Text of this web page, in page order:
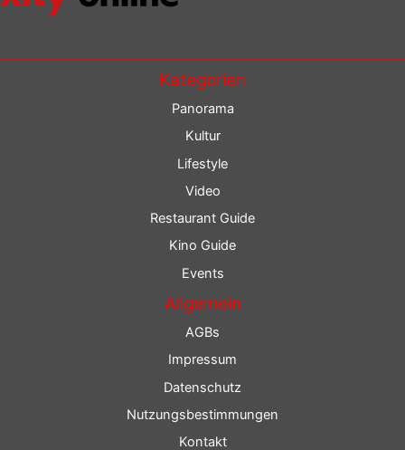
Kategorien
Panorama
Kultur
Lifestyle
Video
Restaurant Guide
Kino Guide
Events
Allgemein
AGBs
Impressum
Datenschutz
Nutzungsbestimmungen
Kontakt